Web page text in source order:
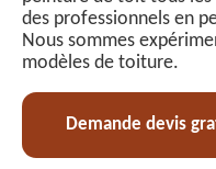
des professionnels en
Nous sommes
modèles de toiture.
Demande devis